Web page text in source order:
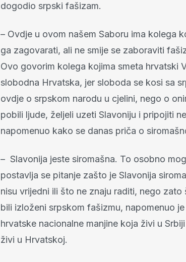
dogodio srpski fašizam.
– Ovdje u ovom našem Saboru ima kolega
ga zagovarati, ali ne smije se zaboraviti
Ovo govorim kolega kojima smeta hrvatski
slobodna Hrvatska, jer sloboda se kosi sa
ovdje o srpskom narodu u cjelini, nego o
pobili ljude, željeli uzeti Slavoniju i pripojiti
napomenuo kako se danas priča o
– Slavonija jeste siromašna. To osobno
postavlja se pitanje zašto je Slavonija
nisu vrijedni ili što ne znaju raditi, nego
bili izloženi srpskom fašizmu, napomenuo
hrvatske nacionalne manjine koja živi u
živi u Hrvatskoj.